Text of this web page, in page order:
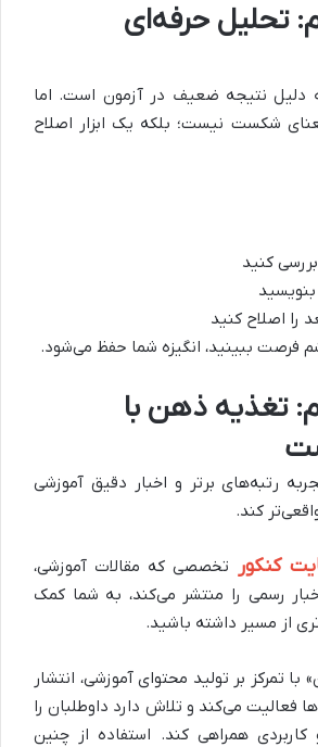
تحلیل حرفه‌ای
دلیل نتیجه ضعیف در آزمون است. اما
شکست نیست؛ بلکه یک ابزار اصلاح
کنید
بنویسید
را اصلاح کنید
فرصت ببینید، انگیزه شما حفظ می‌شود.
تغذیه ذهن با
رتبه‌های برتر و اخبار دقیق آموزشی
کند.
کنکور
تخصصی که مقالات آموزشی،
رسمی را منتشر می‌کند، به شما کمک
از مسیر داشته باشید.
تمرکز بر تولید محتوای آموزشی، انتشار
فعالیت می‌کند و تلاش دارد داوطلبان را
همراهی کند. استفاده از چنین